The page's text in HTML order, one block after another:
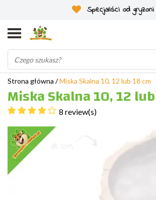
Specjaliści od gryzoni od
Strona główna /Miska Skalna 10, 12 lub 18 cm
Miska Skalna 10, 12
8 review(s)